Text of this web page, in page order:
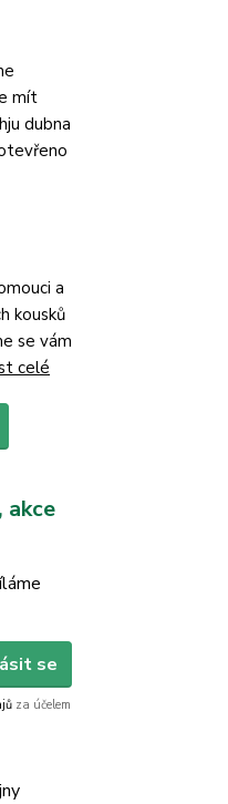
mít
dubna
a
kousků
se vám
celé
akce
se
za účelem